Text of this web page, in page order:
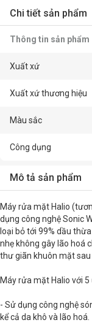
Chi tiết sản phẩm
Thông tin sản phẩm
Xuất xứ
Xuất xứ thương hiệu
Màu sắc
Công dụng
Mô tả sản phẩm
Máy rửa mặt Halio
dụng công nghệ Sonic
loại bỏ tới 99% dầu
nhẹ không gây lão hoá
thư giãn khuôn mặt
Máy rửa mặt Halio với
- Sử dụng công nghệ
kể cả da khô và lão hoá.